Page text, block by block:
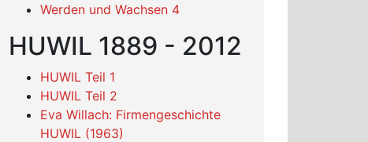
Werden und Wachsen 4
HUWIL 1889 - 2012
HUWIL Teil 1
HUWIL Teil 2
Eva Willach: Firmengeschichte
HUWIL (1963)